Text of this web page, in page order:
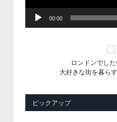
00:00
ロンドンでし
大好きな街を暮ら
ピックアップ